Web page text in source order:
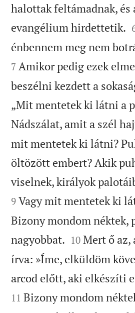
halottak feltámadnak, és
evangélium hirdettetik.
énbennem meg nem
7 Amikor pedig ezek
beszélni kezdett a
„Mit mentetek ki látni a
Nádszálat, amit a szél
mit mentetek ki látni?
öltözött embert? Akik
viselnek, királyok
9 Vagy mit mentetek ki
Bizony mondom néktek,
nagyobbat. 

10 Mert ő az,
írva: »Íme, elküldöm
arcod előtt, aki elkészíti
11 Bizony mondom